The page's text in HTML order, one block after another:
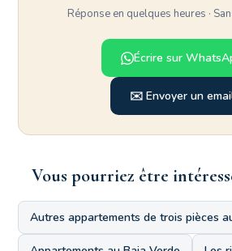
Réponse en quelques heures ·
Écrire sur
✉️ Envoyer un
Vous pourriez être
Autres appartements de trois pièces